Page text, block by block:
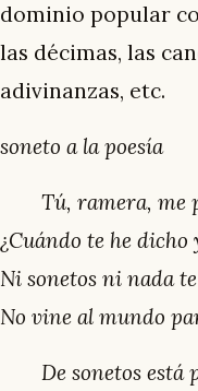
dominio popular
las décimas, las
adivinanzas, etc.
soneto a la poesía
Tú, ramera, me
¿Cuándo te he dicho
Ni sonetos ni nada
No vine al mundo
De sonetos está